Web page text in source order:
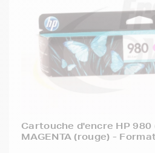
Cartouche d'encre HP 980
MAGENTA (rouge) -